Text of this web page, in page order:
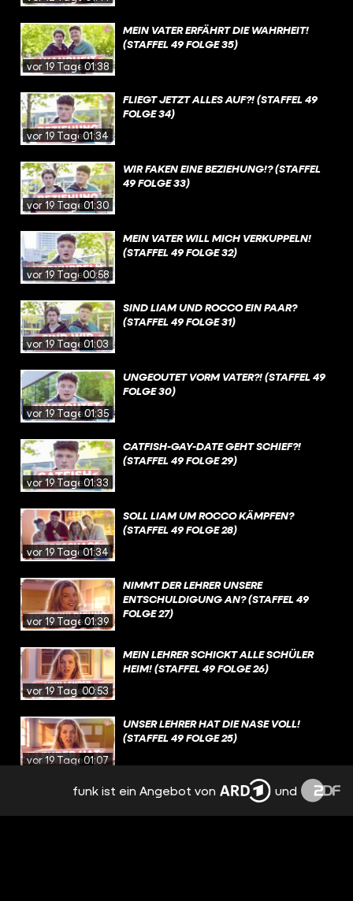
vor 19 Tagen01:38
MEIN VATER ERFÄHRT DIE WAHRHEIT!
(STAFFEL 49 FOLGE 35)
vor 19 Tagen01:34
FLIEGT JETZT ALLES AUF?! (STAFFEL 49
FOLGE 34)
vor 19 Tagen01:30
WIR FAKEN EINE BEZIEHUNG!? (STAFFEL
49 FOLGE 33)
vor 19 Tagen00:58
MEIN VATER WILL MICH VERKUPPELN!
(STAFFEL 49 FOLGE 32)
vor 19 Tagen01:03
SIND LIAM UND ROCCO EIN PAAR?
(STAFFEL 49 FOLGE 31)
vor 19 Tagen01:35
UNGEOUTET VORM VATER?! (STAFFEL 49
FOLGE 30)
vor 19 Tagen01:33
CATFISH-GAY-DATE GEHT SCHIEF?!
(STAFFEL 49 FOLGE 29)
vor 19 Tagen01:34
SOLL LIAM UM ROCCO KÄMPFEN?
(STAFFEL 49 FOLGE 28)
vor 19 Tagen01:39
NIMMT DER LEHRER UNSERE
ENTSCHULDIGUNG AN? (STAFFEL 49
FOLGE 27)
vor 19 Tagen00:53
MEIN LEHRER SCHICKT ALLE SCHÜLER
HEIM! (STAFFEL 49 FOLGE 26)
vor 19 Tagen01:07
UNSER LEHRER HAT DIE NASE VOLL!
(STAFFEL 49 FOLGE 25)
FLIEGT MEIN LEHRER RAUS?! (STAFFEL 49
funk ist ein Angebot von und